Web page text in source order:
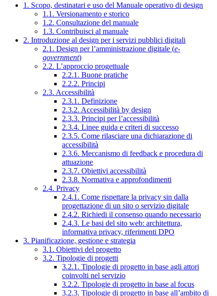
1. Scopo, destinatari e uso del Manuale operativo di design
1.1. Versionamento e storico
1.2. Consultazione del manuale
1.3. Contribuisci al manuale
2. Introduzione al design per i servizi pubblici digitali
2.1. Design per l’amministrazione digitale (e-
government)
2.2. L’approccio progettuale
2.2.1. Buone pratiche
2.2.2. Principi
2.3. Accessibilità
2.3.1. Definizione
2.3.2. Accessibilità by design
2.3.3. Principi per l’accessibilità
2.3.4. Linee guida e criteri di successo
2.3.5. Come rilasciare una dichiarazione di
accessibilità
2.3.6. Meccanismo di feedback e procedura di
attuazione
2.3.7. Obiettivi accessibilità
2.3.8. Normativa e approfondimenti
2.4. Privacy
2.4.1. Come rispettare la privacy sin dalla
progettazione di un sito o servizio digitale
2.4.2. Richiedi il consenso quando necessario
2.4.3. Le basi del sito web: architettura,
informativa privacy, riferimenti DPO
3. Pianificazione, gestione e strategia
3.1. Obiettivi del progetto
3.2. Tipologie di progetti
3.2.1. Tipologie di progetto in base agli attori
coinvolti nel servizio
3.2.2. Tipologie di progetto in base al focus
3.2.3. Tipologie di progetto in base all’ambito di